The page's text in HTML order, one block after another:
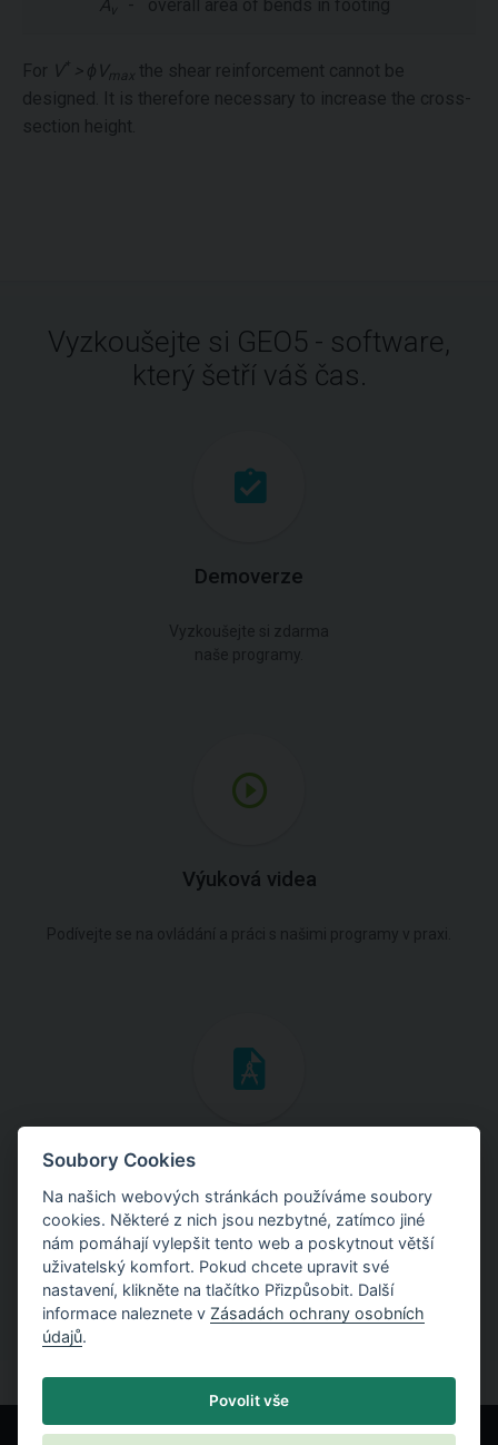
Av - overall area of bends in footing
For V* > ϕVmax the shear reinforcement cannot be
designed. It is therefore necessary to increase the cross-
section height.
Vyzkoušejte si GEO5 - software,
který šetří váš čas.
Demoverze
Vyzkoušejte si zdarma
naše programy.
Výuková videa
Podívejte se na ovládání a práci s našimi programy v praxi.
Inženýrské manuály
Stáhněte si manuály s teoretickými i praktickými ukázkami
použití programů.
Soubory Cookies
Na našich webových stránkách používáme soubory
cookies. Některé z nich jsou nezbytné, zatímco jiné
nám pomáhají vylepšit tento web a poskytnout větší
uživatelský komfort. Pokud chcete upravit své
nastavení, klikněte na tlačítko Přizpůsobit. Další
informace naleznete v Zásadách ochrany osobních
údajů.
Povolit vše